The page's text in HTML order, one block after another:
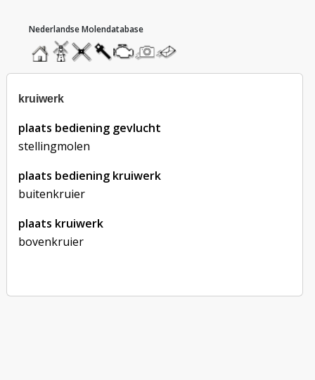
homemolendatabase
roedendatabase
assendatabase
motorendatabase
stuur
een
foto
stuur
een
bericht
kruiwerk
plaats bediening gevlucht
stellingmolen
plaats bediening kruiwerk
buitenkruier
plaats kruiwerk
bovenkruier